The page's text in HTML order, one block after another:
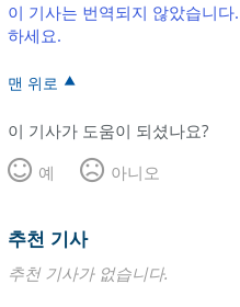
이 기사는 번역되지 않았습니
하세요.
맨 위로
이 기사가 도움이 되셨나요?
예
아니오
추천 기사
추천 기사가 없습니다.